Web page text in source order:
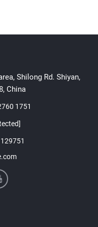
Shilong Rd. Shiyan,
China
1751